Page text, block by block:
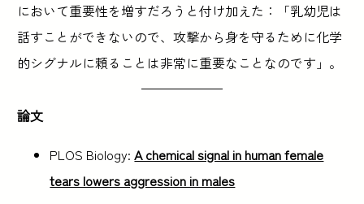
において重要性を増すだろうと付け加えた：「乳幼児は
話すことができないので、攻撃から身を守るために化学
的シグナルに頼ることは非常に重要なことなのです」。
論文
PLOS Biology:A chemical signal in human female
tears lowers aggression in males